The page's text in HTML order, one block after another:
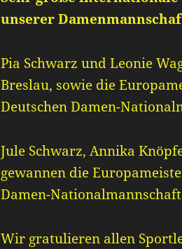
unserer
Pia Schwarz und Leonie
Breslau, sowie die
Deutschen Damen-
Jule Schwarz, Annika
gewannen die
Damen-
Wir gratulieren allen